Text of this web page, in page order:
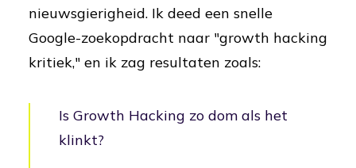
nieuwsgierigheid. Ik deed een snelle
Google-zoekopdracht naar "growth hacking
kritiek," en ik zag resultaten zoals:
Is Growth Hacking zo dom als het
klinkt?